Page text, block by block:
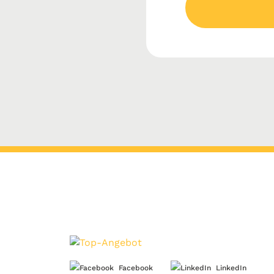
Facebook LinkedIn